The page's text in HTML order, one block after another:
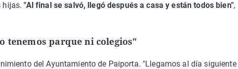
hijas."Al final se salvó, llegó después a casa y están todos bien",
tenemos parque ni colegios"
del Ayuntamiento de Paiporta. "Llegamos al día siguiente